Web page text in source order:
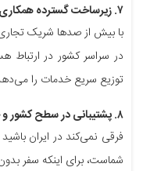
۷. زیرساخت گسترده همکاری و توزیع
با بیش از صدها شریک
در سراسر کشور در ارتباط
توزیع سریع خدمات را
۸. پشتیبانی در سطح کشور و خارج از کشور
فرقی نمی‌کند در ایران
شماست، برای اینکه سفر